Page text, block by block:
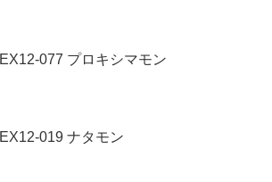
EX12-077 プロキシマモン
EX12-019 ナタモン